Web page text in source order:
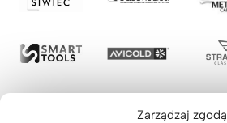
Zarządzaj zgodą